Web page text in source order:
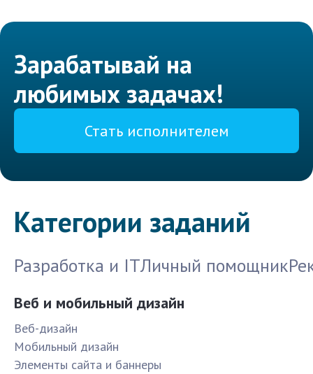
Зарабатывай на
любимых задачах!
Стать исполнителем
Категории заданий
Разработка и ITЛичный помощник
Веб и мобильный дизайн
Веб-дизайн
Мобильный дизайн
Элементы сайта и баннеры